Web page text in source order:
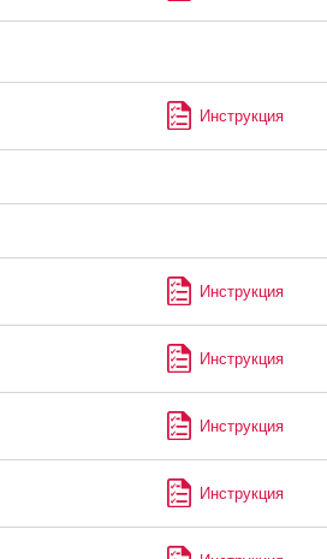
Инструкция
Инструкция
Инструкция
Инструкция
Инструкция